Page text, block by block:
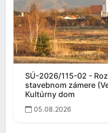
SÚ-2026/115-02 -
stavebnom zámere
Kultúrny dom
05.08.2026